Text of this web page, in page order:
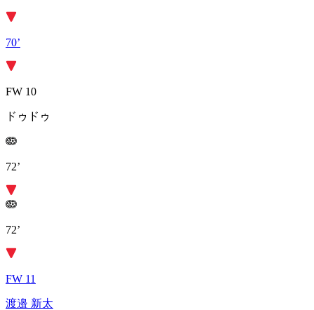
70’
FW 10
ドゥドゥ
72’
72’
FW 11
渡邉 新太